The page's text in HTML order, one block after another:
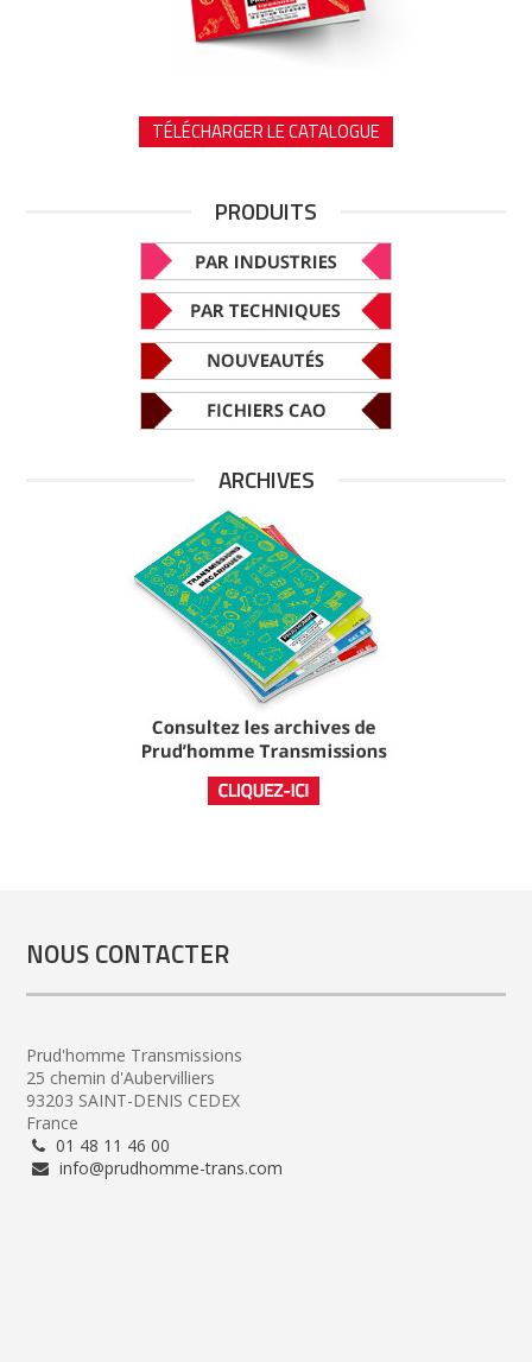
TÉLÉCHARGER LE CATALOGUE
PRODUITS
ARCHIVES
NOUS CONTACTER
Prud'homme Transmissions
25 chemin d'Aubervilliers
93203 SAINT-DENIS CEDEX
France
01 48 11 46 00
info@prudhomme-trans.com